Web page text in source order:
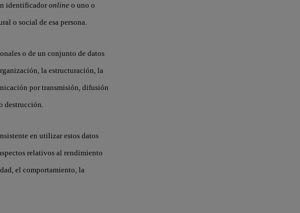
identificadoronline o uno o
o social de esa persona.
o de un conjunto de datos
la estructuración, la
por transmisión, difusión
destrucción.
en utilizar estos datos
relativos al rendimiento
el comportamiento, la